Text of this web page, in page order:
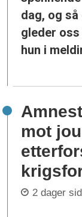
dag, og så
gleder oss
hun i
mot
2 dager